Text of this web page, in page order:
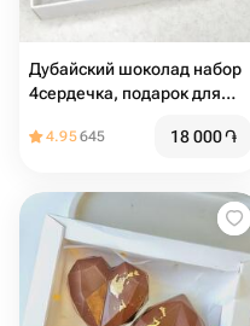
Дубайский шоколад набор
4сердечка, подарок для
4.95645 18 000֏